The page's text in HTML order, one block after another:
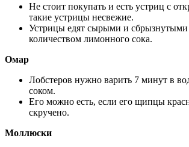
Не стоит покупать и есть устриц с
такие устрицы несвежие.
Устрицы едят сырыми и
количеством лимонного сока.
Омар
Лобстеров нужно варить 7 минут в
соком.
Его можно есть, если его щипцы
скручено.
Моллюски